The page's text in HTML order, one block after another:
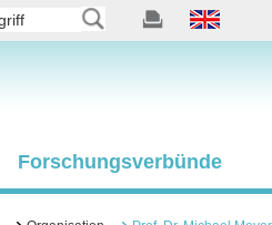
Forschungsverbünde